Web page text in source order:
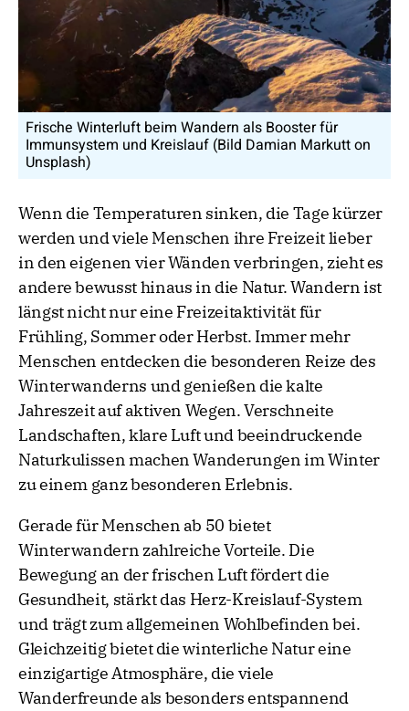
Frische Winterluft beim Wandern als Booster für
Immunsystem und Kreislauf (Bild Damian Markutt on
Unsplash)
Wenn die Temperaturen sinken, die Tage kürzer
werden und viele Menschen ihre Freizeit lieber
in den eigenen vier Wänden verbringen, zieht es
andere bewusst hinaus in die Natur. Wandern ist
längst nicht nur eine Freizeitaktivität für
Frühling, Sommer oder Herbst. Immer mehr
Menschen entdecken die besonderen Reize des
Winterwanderns und genießen die kalte
Jahreszeit auf aktiven Wegen. Verschneite
Landschaften, klare Luft und beeindruckende
Naturkulissen machen Wanderungen im Winter
zu einem ganz besonderen Erlebnis.
Gerade für Menschen ab 50 bietet
Winterwandern zahlreiche Vorteile. Die
Bewegung an der frischen Luft fördert die
Gesundheit, stärkt das Herz-Kreislauf-System
und trägt zum allgemeinen Wohlbefinden bei.
Gleichzeitig bietet die winterliche Natur eine
einzigartige Atmosphäre, die viele
Wanderfreunde als besonders entspannend